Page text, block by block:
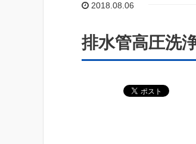
2018.08.06
排水管高圧洗